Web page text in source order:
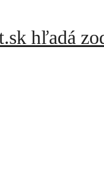
hľadá